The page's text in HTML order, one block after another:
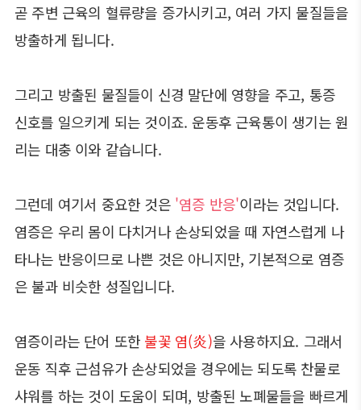
곧 주변 근육의 혈류량을 증가시키고, 여러 가지 물질들을
방출하게 됩니다.
그리고 방출된 물질들이 신경 말단에 영향을 주고, 통증
신호를 일으키게 되는 것이죠. 운동후 근육통이 생기는 원
리는 대충 이와 같습니다.
그런데 여기서 중요한 것은 '염증 반응'이라는 것입니다.
염증은 우리 몸이 다치거나 손상되었을 때 자연스럽게 나
타나는 반응이므로 나쁜 것은 아니지만, 기본적으로 염증
은 불과 비슷한 성질입니다.
염증이라는 단어 또한 불꽃 염(炎)을 사용하지요. 그래서
운동 직후 근섬유가 손상되었을 경우에는 되도록 찬물로
샤워를 하는 것이 도움이 되며, 방출된 노폐물들을 빠르게